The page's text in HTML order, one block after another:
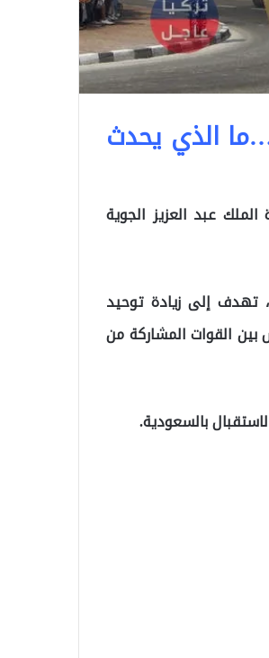
الذي يحدث
عبد العزيز الجوية
تهدف إلى زيادة توحيد
بين القوات المشاركة من
بالسعودية.